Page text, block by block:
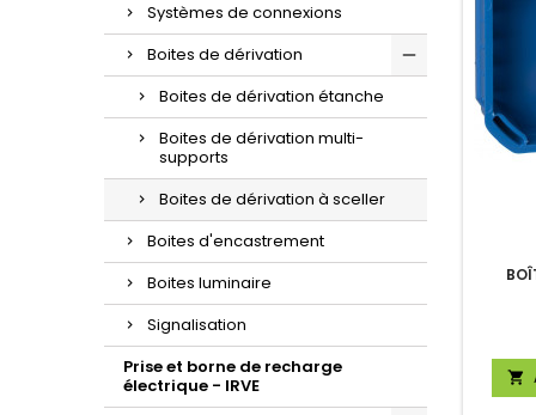
Systèmes de connexions
Boites de dérivation
Boites de dérivation étanche
Boites de dérivation multi-
supports
Boites de dérivation à sceller
Boites d'encastrement
Boites luminaire
Signalisation
Prise et borne de recharge
électrique - IRVE
